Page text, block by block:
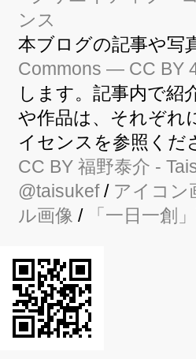
本ブログの記事や写
Commons — CC BY
します。記事内で紹
や作品は、それぞれ
イセンスを参照くだ
CC BY 福野泰介 -
@taisukef/ アイコン
ル画像 / 「一日一創